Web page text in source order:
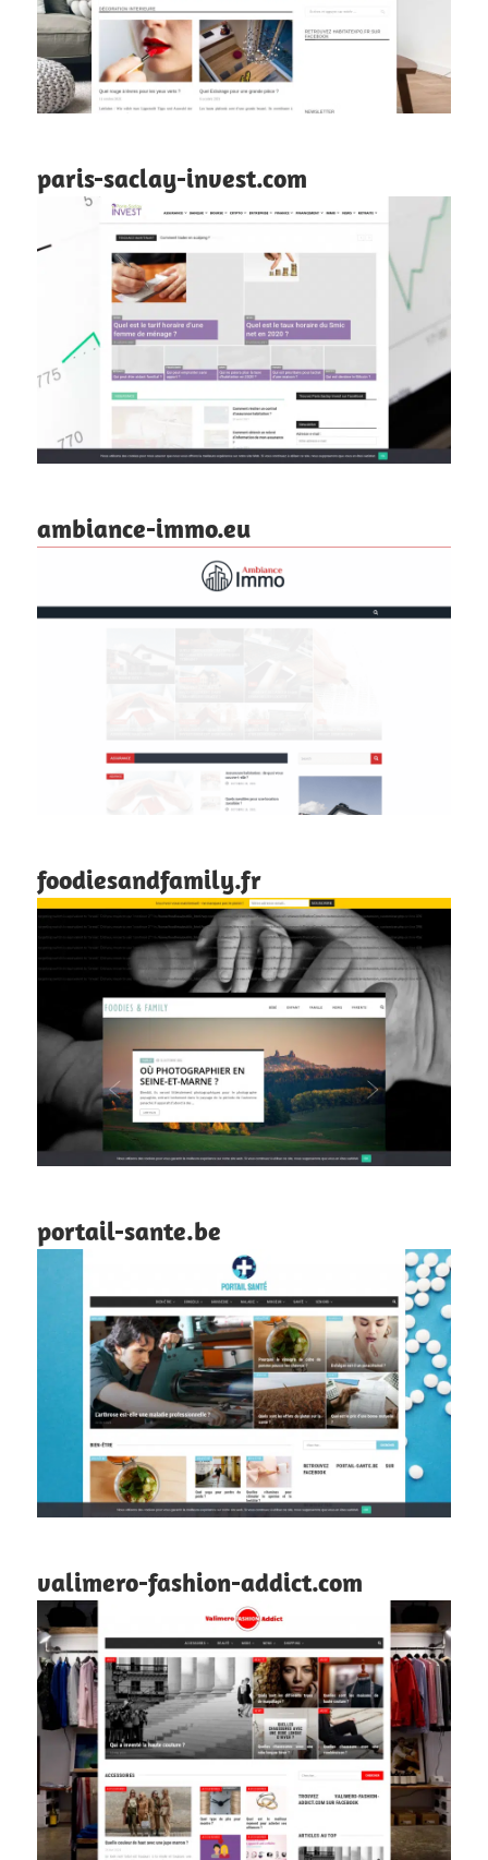
paris-saclay-invest.com
ambiance-immo.eu
foodiesandfamily.fr
portail-sante.be
valimero-fashion-addict.com